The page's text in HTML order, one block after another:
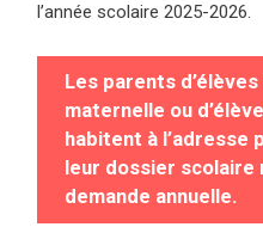
l’année scolaire 2025-2026.
Les parents
maternelle ou
habitent à l’adresse
leur dossier scolaire
demande annuelle.